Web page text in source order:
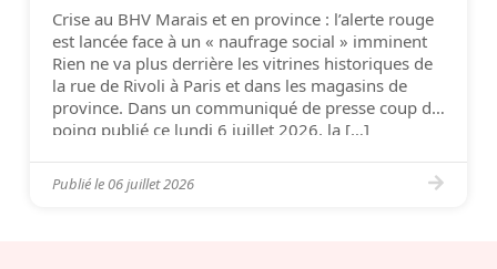
Crise au BHV Marais et en province : l’alerte rouge
est lancée face à un « naufrage social » imminent
Rien ne va plus derrière les vitrines historiques de
la rue de Rivoli à Paris et dans les magasins de
province. Dans un communiqué de presse coup de
poing publié ce lundi 6 juillet 2026, la […]
Publié le06 juillet 2026